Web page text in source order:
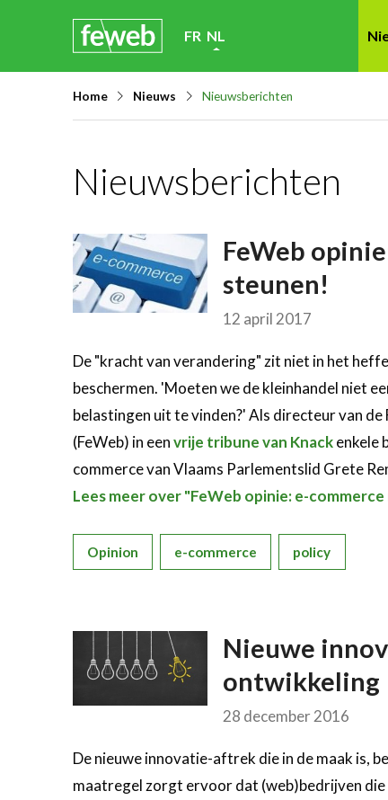
content
FR NL
Home Nieuws Nieuwsberichten
Nieuwsberichten
FeWeb
steunen!
12 april 2017
De "kracht van verandering" zit niet in het
beschermen. 'Moeten we de kleinhandel niet
belastingen uit te vinden?' Als directeur van
(FeWeb) in eenvrije tribune van Knackenkele
commerce van Vlaams Parlementslid Grete
Lees meer over "FeWeb opinie: e-
Opinion e-commerce policy
Nieuwe
ontwikkeling
28 december 2016
De nieuwe innovatie-aftrek die in de maak is,
maatregel zorgt ervoor dat (web)bedrijven